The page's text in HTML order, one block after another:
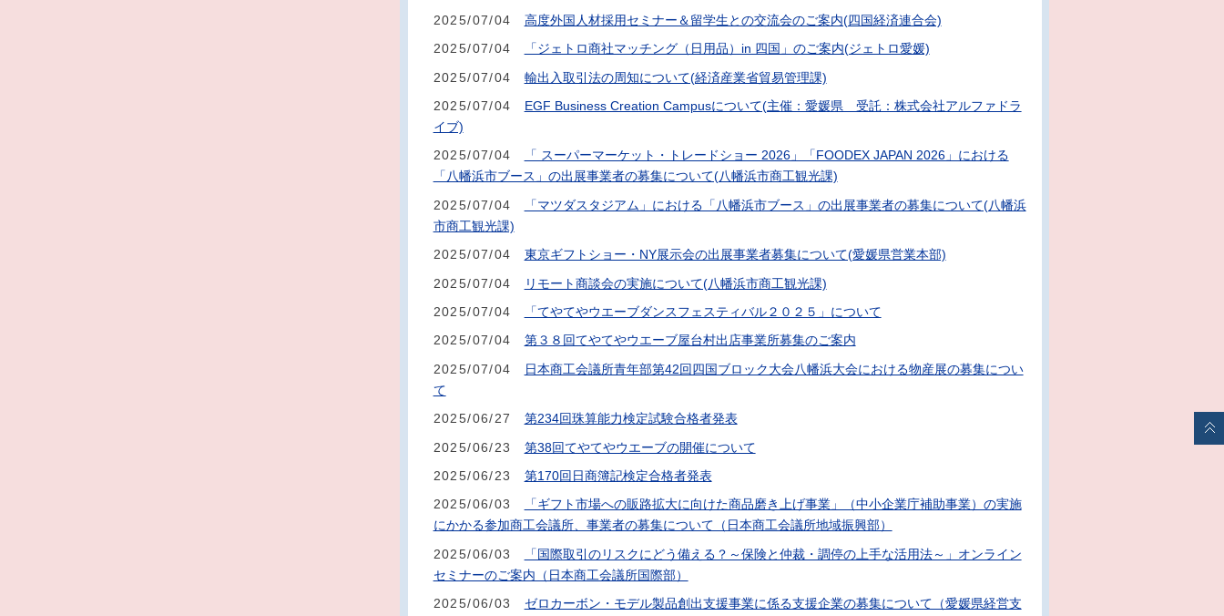
2025/07/04
高度外国人材採用セミナー＆留学生との交流会のご案内(四国経済連合会)
2025/07/04
「ジェトロ商社マッチング（日用品）in 四国」のご案内(ジェトロ愛媛)
2025/07/04
輸出入取引法の周知について(経済産業省貿易管理課)
2025/07/04
EGF Business Creation Campusについて(主催：愛媛県 受託：株式会社アルファドラ
イブ)
2025/07/04
「 スーパーマーケット・トレードショー 2026」「FOODEX JAPAN 2026」における
「八幡浜市ブース」の出展事業者の募集について(八幡浜市商工観光課)
2025/07/04
「マツダスタジアム」における「八幡浜市ブース」の出展事業者の募集について(八幡浜
市商工観光課)
2025/07/04
東京ギフトショー・NY展示会の出展事業者募集について(愛媛県営業本部)
2025/07/04
リモート商談会の実施について(八幡浜市商工観光課)
2025/07/04
「てやてやウエーブダンスフェスティバル２０２５」について
2025/07/04
第３８回てやてやウエーブ屋台村出店事業所募集のご案内
2025/07/04
日本商工会議所青年部第42回四国ブロック大会八幡浜大会における物産展の募集につい
て
2025/06/27
第234回珠算能力検定試験合格者発表
2025/06/23
第38回てやてやウエーブの開催について
2025/06/23
第170回日商簿記検定合格者発表
2025/06/03
「ギフト市場への販路拡大に向けた商品磨き上げ事業」（中小企業庁補助事業）の実施
にかかる参加商工会議所、事業者の募集について（日本商工会議所地域振興部）
2025/06/03
「国際取引のリスクにどう備える？～保険と仲裁・調停の上手な活用法～」オンライン
セミナーのご案内（日本商工会議所国際部）
2025/06/03
ゼロカーボン・モデル製品創出支援事業に係る支援企業の募集について（愛媛県経営支